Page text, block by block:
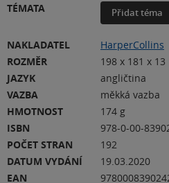
TÉMATA
Přidat téma
NAKLADATEL
HarperCollins
ROZMĚR
198 x 181 x 13
JAZYK
angličtina
VAZBA
měkká vazba
HMOTNOST
174 g
ISBN
978-0-00-
POČET STRAN
192
DATUM VYDÁNÍ
19.03.2020
EAN